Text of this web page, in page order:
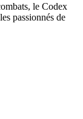
le Codex
passionnés de